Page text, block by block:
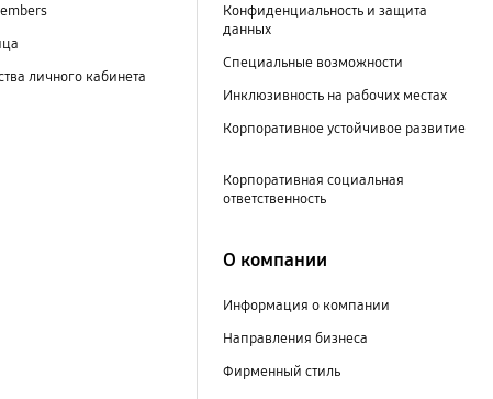
личного кабинета
Конфиденциальность и защита
данных
Специальные возможности
Инклюзивность на рабочих местах
Корпоративное устойчивое развитие
Корпоративная социальная
ответственность
О компании
Информация о компании
Направления бизнеса
Фирменный стиль